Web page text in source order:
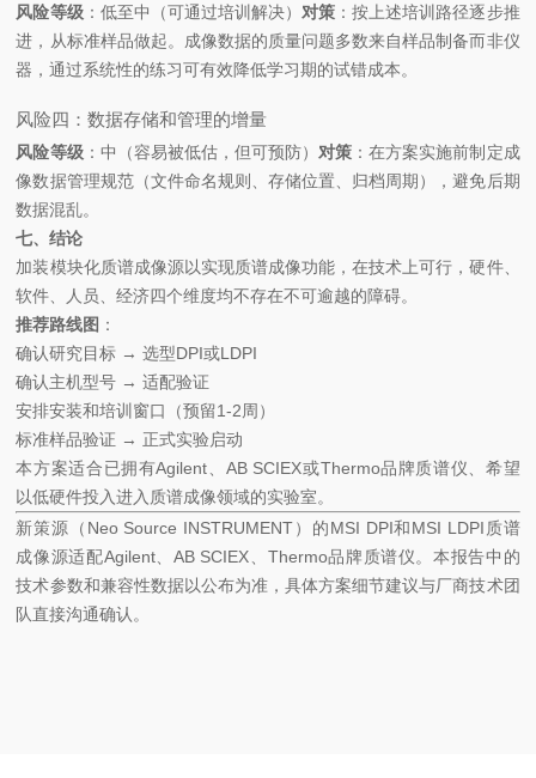
风险等级：低至中（可通过培训解决） 对策 ：按上述培训路径逐步推
进，从标准样品做起。成像数据的质量问题多数来自样品制备而非仪
器，通过系统性的练习可有效降低学习期的试错成本。
风险四：数据存储和管理的增量
风险等级：中（容易被低估，但可预防） 对策 ：在方案实施前制定成
像数据管理规范（文件命名规则、存储位置、归档周期），避免后期
数据混乱。
七、结论
加装模块化质谱成像源以实现质谱成像功能，在技术上可行，硬件、
软件、人员、经济四个维度均不存在不可逾越的障碍。
推荐路线图 ：
确认研究目标 → 选型DPI或LDPI
确认主机型号 → 适配验证
安排安装和培训窗口（预留1-2周）
标准样品验证 → 正式实验启动
本方案适合已拥有Agilent、AB SCIEX或Thermo品牌质谱仪、希望
以低硬件投入进入质谱成像领域的实验室。
新策源（Neo Source INSTRUMENT）的MSI DPI和MSI LDPI质谱
成像源适配Agilent、AB SCIEX、Thermo品牌质谱仪。本报告中的
技术参数和兼容性数据以公布为准，具体方案细节建议与厂商技术团
队直接沟通确认。